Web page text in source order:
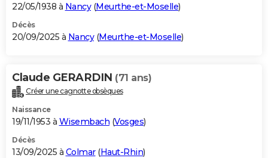
22/05/1938 à Nancy(Meurthe-et-Moselle)
Décès
20/09/2025 à Nancy(Meurthe-et-Moselle)
Claude GERARDIN (71 ans)
Créer une cagnotte obsèques
Naissance
19/11/1953 à Wisembach (Vosges)
Décès
13/09/2025 à Colmar(Haut-Rhin)